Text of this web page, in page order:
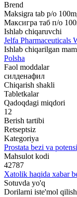
Brend
Maksigra tab p/o
Максигра таб п/о
Ishlab chiqaruvchi
Jelfa Pharmaceuticals
Ishlab chiqarilgan
Polsha
Faol moddalar
силденафил
Chiqarish shakli
Tabletkalar
Qadoqdagi miqdori
12
Berish tartibi
Retseptsiz
Kategoriya
Prostata bezi va
Mahsulot kodi
42787
Xatolik haqida xabar
Sotuvda yo'q
Dorilarni iste'mol